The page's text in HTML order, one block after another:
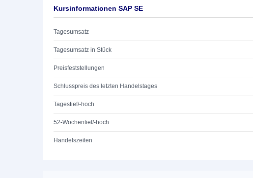
Kursinformationen SAP SE
Tagesumsatz
Tagesumsatz in Stück
Preisfeststellungen
Schlusspreis des letzten Handelstages
Tagestief/-hoch
52-Wochentief/-hoch
Handelszeiten